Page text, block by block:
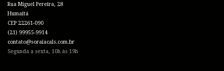
Rua Miguel Pereira, 28
Humaitá
CEP 22261-090
(21) 99955-9914
contato@soraiacals.com.br
Segunda a sexta, 10h às 19h